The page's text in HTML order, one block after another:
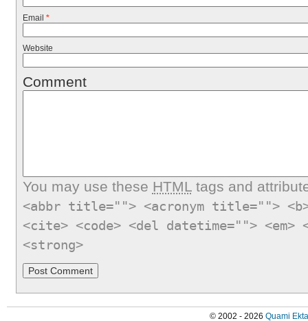
Email *
Website
Comment
You may use these HTMLtags and
<abbr title=""> <acronym title="">
<cite> <code> <del datetime="">
<strong>
© 2002 - 2026 Quami